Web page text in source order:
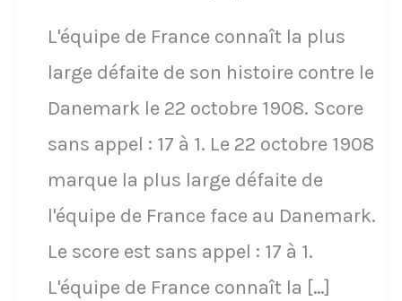
L'équipe de France connaît la plus
large défaite de son histoire contre le
Danemark le 22 octobre 1908. Score
sans appel : 17 à 1. Le 22 octobre 1908
marque la plus large défaite de
l'équipe de France face au Danemark.
Le score est sans appel : 17 à 1.
L'équipe de France connaît la […]